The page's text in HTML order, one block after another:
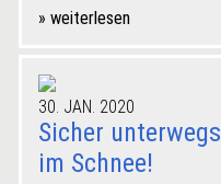
» weiterlesen
30. JAN. 2020
Sicher unterwegs
im Schnee!